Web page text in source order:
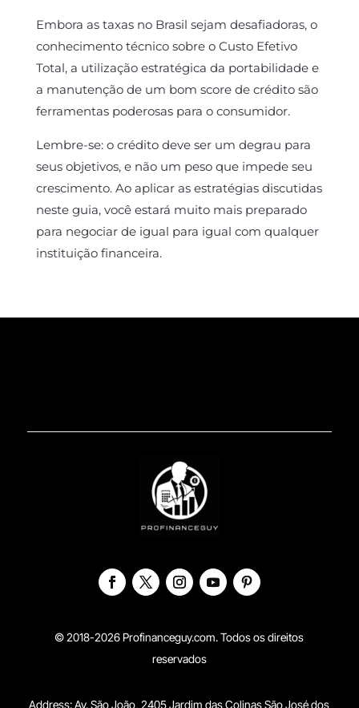
Embora as taxas no Brasil sejam desafiadoras, o
conhecimento técnico sobre o Custo Efetivo
Total, a utilização estratégica da portabilidade e
a manutenção de um bom score de crédito são
ferramentas poderosas para o consumidor.
Lembre-se: o crédito deve ser um degrau para
seus objetivos, e não um peso que impede seu
crescimento. Ao aplicar as estratégias discutidas
neste guia, você estará muito mais preparado
para negociar de igual para igual com qualquer
instituição financeira.
© 2018-2026 Profinanceguy.com. Todos os direitos
reservados
Address:Av. São João, 2405 Jardim das Colinas São José dos